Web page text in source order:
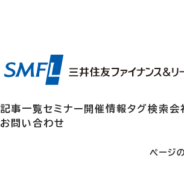
記事一覧セミナー開催情報タグ検索会
お問い合わせ
ページ